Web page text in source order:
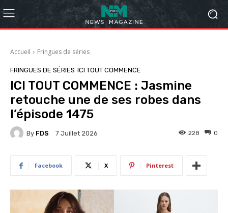
Accueil Fringues de séries
FRINGUES DE SÉRIES ICI TOUT COMMENCE
ICI TOUT COMMENCE : Jasmine
retouche une de ses robes dans
l’épisode 1475
By FDS 7 Juillet 2026 0
228
Facebook X Pinterest